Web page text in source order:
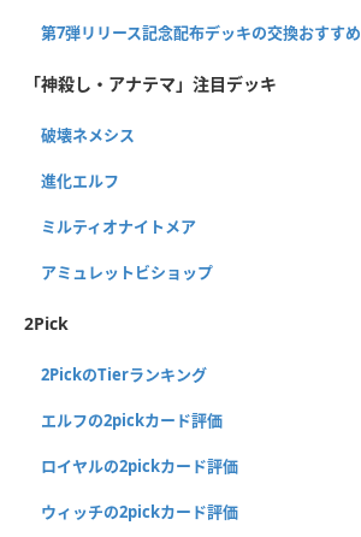
第7弾リリース記念配布デッキの交換おすすめ
「神殺し・アナテマ」注目デッキ
破壊ネメシス
進化エルフ
ミルティオナイトメア
アミュレットビショップ
2Pick
2PickのTierランキング
エルフの2pickカード評価
ロイヤルの2pickカード評価
ウィッチの2pickカード評価